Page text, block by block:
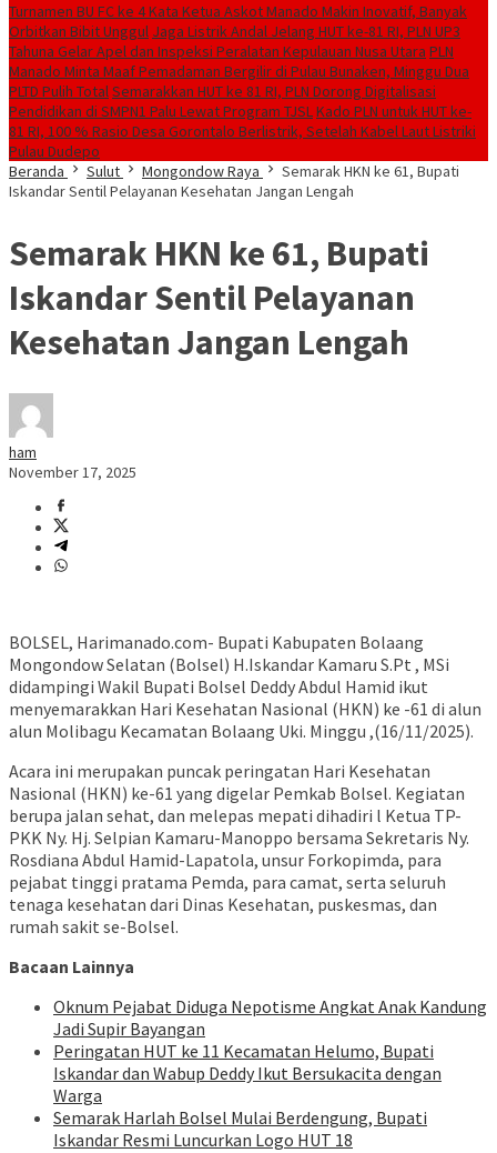
Turnamen BU FC ke 4 Kata Ketua Askot Manado Makin Inovatif, Banyak
Orbitkan Bibit Unggul Jaga Listrik Andal Jelang HUT ke-81 RI, PLN UP3
Tahuna Gelar Apel dan Inspeksi Peralatan Kepulauan Nusa Utara PLN
Manado Minta Maaf Pemadaman Bergilir di Pulau Bunaken, Minggu Dua
PLTD Pulih TotalSemarakkan HUT ke 81 RI, PLN Dorong Digitalisasi
Pendidikan di SMPN1 Palu Lewat Program TJSLKado PLN untuk HUT ke-
81 RI, 100 % Rasio Desa Gorontalo Berlistrik, Setelah Kabel Laut Listriki
Pulau Dudepo
Beranda
Sulut Mongondow Raya
Semarak HKN ke 61, Bupati
Iskandar Sentil Pelayanan Kesehatan Jangan Lengah
Semarak HKN ke 61, Bupati
Iskandar Sentil Pelayanan
Kesehatan Jangan Lengah
ham
November 17, 2025
BOLSEL, Harimanado.com- Bupati Kabupaten Bolaang
Mongondow Selatan (Bolsel) H.Iskandar Kamaru S.Pt , MSi
didampingi Wakil Bupati Bolsel Deddy Abdul Hamid ikut
menyemarakkan Hari Kesehatan Nasional (HKN) ke -61 di alun
alun Molibagu Kecamatan Bolaang Uki. Minggu ,(16/11/2025).
Acara ini merupakan puncak peringatan Hari Kesehatan
Nasional (HKN) ke-61 yang digelar Pemkab Bolsel. Kegiatan
berupa jalan sehat, dan melepas mepati dihadiri l Ketua TP-
PKK Ny. Hj. Selpian Kamaru-Manoppo bersama Sekretaris Ny.
Rosdiana Abdul Hamid-Lapatola, unsur Forkopimda, para
pejabat tinggi pratama Pemda, para camat, serta seluruh
tenaga kesehatan dari Dinas Kesehatan, puskesmas, dan
rumah sakit se-Bolsel.
Bacaan Lainnya
Oknum Pejabat Diduga Nepotisme Angkat Anak Kandung
Jadi Supir Bayangan
Peringatan HUT ke 11 Kecamatan Helumo, Bupati
Iskandar dan Wabup Deddy Ikut Bersukacita dengan
Warga
Semarak Harlah Bolsel Mulai Berdengung, Bupati
Iskandar Resmi Luncurkan Logo HUT 18